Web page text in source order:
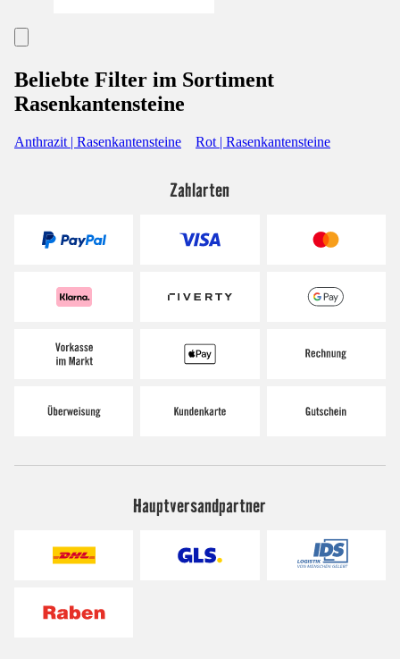
Beliebte Filter im Sortiment
Rasenkantensteine
Anthrazit | Rasenkantensteine Rot | Rasenkantensteine
Zahlarten
Hauptversandpartner